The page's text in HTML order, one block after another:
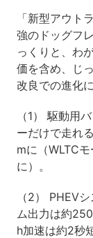
「新型アウト
強のドッグフ
っくりと、わ
価を含め、じ
改良での進化
（1） 駆動用
ーだけで走れ
mに（WLTC
に）。
（2） PHEV
ム出力は約
h加速は約2秒